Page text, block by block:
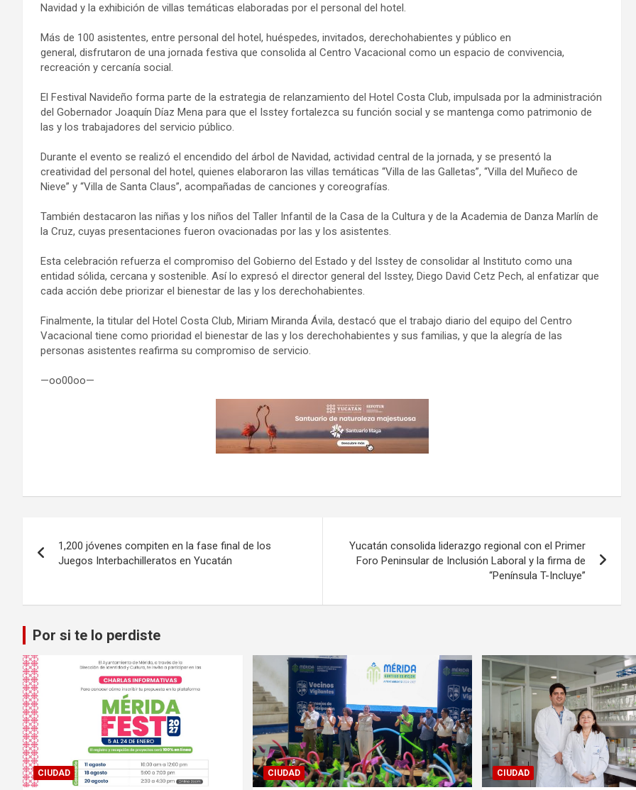
Navidad y la exhibición de villas temáticas elaboradas por el personal del hotel.
Más de 100 asistentes, entre personal del hotel, huéspedes, invitados, derechohabientes y público en
general, disfrutaron de una jornada festiva que consolida al Centro Vacacional como un espacio de convivencia,
recreación y cercanía social.
El Festival Navideño forma parte de la estrategia de relanzamiento del Hotel Costa Club, impulsada por la administración
del Gobernador Joaquín Díaz Mena para que el Isstey fortalezca su función social y se mantenga como patrimonio de
las y los trabajadores del servicio público.
Durante el evento se realizó el encendido del árbol de Navidad, actividad central de la jornada, y se presentó la
creatividad del personal del hotel, quienes elaboraron las villas temáticas “Villa de las Galletas”, “Villa del Muñeco de
Nieve” y “Villa de Santa Claus”, acompañadas de canciones y coreografías.
También destacaron las niñas y los niños del Taller Infantil de la Casa de la Cultura y de la Academia de Danza Marlín de
la Cruz, cuyas presentaciones fueron ovacionadas por las y los asistentes.
Esta celebración refuerza el compromiso del Gobierno del Estado y del Isstey de consolidar al Instituto como una
entidad sólida, cercana y sostenible. Así lo expresó el director general del Isstey, Diego David Cetz Pech, al enfatizar que
cada acción debe priorizar el bienestar de las y los derechohabientes.
Finalmente, la titular del Hotel Costa Club, Miriam Miranda Ávila, destacó que el trabajo diario del equipo del Centro
Vacacional tiene como prioridad el bienestar de las y los derechohabientes y sus familias, y que la alegría de las
personas asistentes reafirma su compromiso de servicio.
—oo00oo—
de
1,200 jóvenes compiten en la fase final de los
Juegos Interbachilleratos en Yucatán
Yucatán consolida liderazgo regional con el Primer
Foro Peninsular de Inclusión Laboral y la firma de
“Península T-Incluye”
Por si te lo perdiste
CIUDAD CIUDAD CIUDAD